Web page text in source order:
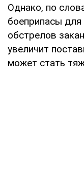
Однако, по
боеприпасы
обстрелов
увеличит
может стать